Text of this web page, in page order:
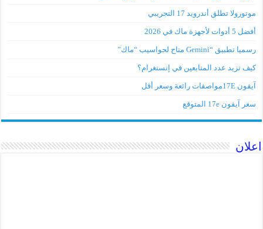
موتورولا تطلق أندرويد 17 التجريبي
أفضل 5 أدوات لأجهزة ماك في 2026
رسميا تطبيق “Gemini متاح لحواسيب “ماك”
كيف تزيد عدد المتابعين في إنستغرام؟
آيفون 17Eمواصفات رائعة وسعر أقل
سعر آيفون 17e المتوقع
اعلان